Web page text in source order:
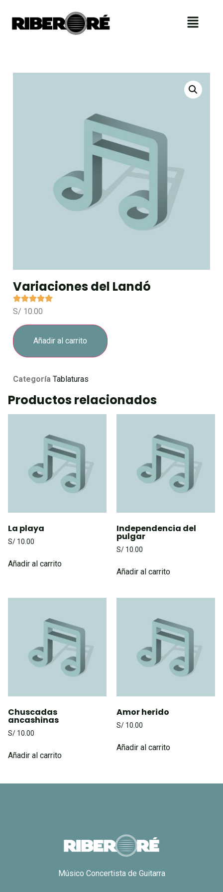
Variaciones del Landó
S/ 10.00
Añadir al carrito
Categoría Tablaturas
Productos relacionados
La playa
S/ 10.00
Añadir al carrito
Independencia del
pulgar
S/ 10.00
Añadir al carrito
Chuscadas
ancashinas
S/ 10.00
Añadir al carrito
Amor herido
S/ 10.00
Añadir al carrito
Músico Concertista de Guitarra